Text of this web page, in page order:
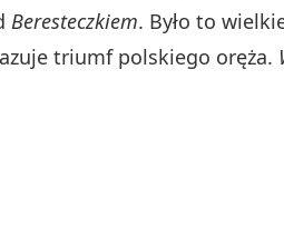
Beresteczkiem. Było to
triumf polskiego oręża.